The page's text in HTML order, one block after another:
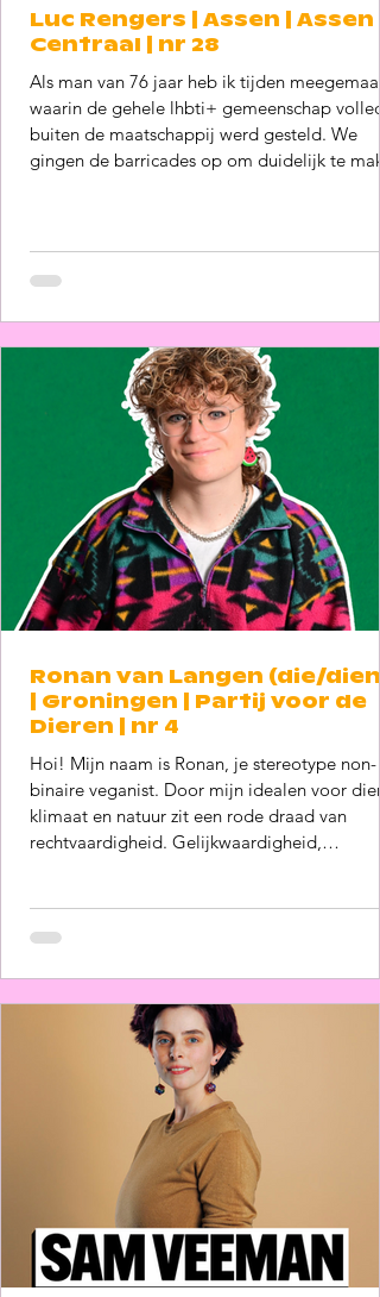
Luc Rengers | Assen | Assen
Centraal | nr 28
Als man van 76 jaar heb ik tijden
waarin de gehele lhbti+ gemeenschap
buiten de maatschappij werd gesteld. We
gingen de barricades op om duidelijk te
een kentering merkbaar. We verharden, het
debat wordt grimmiger, we worden preutser
maatschappij, intoleranter en we l
Ronan van Langen (die/
| Groningen | Partij voor de
Dieren | nr 4
Hoi! Mijn naam is Ronan, je stereotype non-
binaire veganist. Door mijn idealen voor
klimaat en natuur zit een rode draad van
rechtvaardigheid. Gelijkwaardigheid,
successen binnen gehaald voor de queer
gemeenschap, zoals vergoeden van alle
voor het wijzigen van de geslachtsregistratie.
Hiermee zijn we er echter nog niet. De komen